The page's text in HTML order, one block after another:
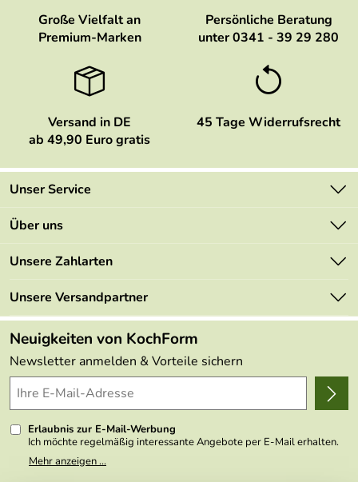
Große Vielfalt an
Premium-Marken
Persönliche Beratung
unter 0341 - 39 29 280
Versand in DE
ab 49,90 Euro gratis
45 Tage Widerrufsrecht
Unser Service
Kontakt
Mehrwertsteuerfrei
Retourenportal
FAQs
Lieferbedingungen
Delivery Terms
Kundenlogin
Über uns
Marken
Angebote
Made in Germany
Themen
Wir über uns
Presse
Unsere Zahlarten
Unsere Versandpartner
Neuigkeiten von KochForm
Newsletter anmelden & Vorteile sichern
Erlaubnis zur E-Mail-Werbung
Ich möchte regelmäßig interessante Angebote per E-Mail erhalten.
Meine E-Mail-Adresse wird nicht an andere Unternehmen
weitergegeben. Zu statistischen Zwecken wird in anonymer Form
Mehr anzeigen ...